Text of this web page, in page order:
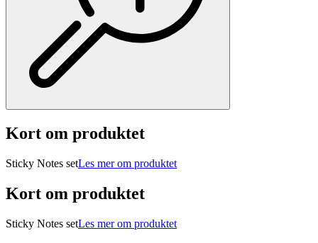
Kort om produktet
Sticky Notes setLes mer om produktet
Kort om produktet
Sticky Notes setLes mer om produktet